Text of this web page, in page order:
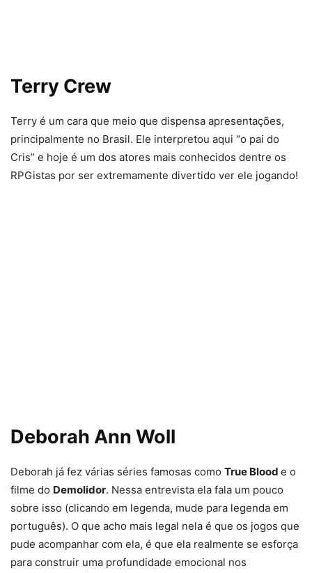
Terry Crew
Terry é um cara que meio que dispensa apresentações,
principalmente no Brasil. Ele interpretou aqui “o pai do
Cris” e hoje é um dos atores mais conhecidos dentre os
RPGistas por ser extremamente divertido ver ele jogando!
Deborah Ann Woll
Deborah já fez várias séries famosas como True Blood e o
filme do Demolidor. Nessa entrevista ela fala um pouco
sobre isso (clicando em legenda, mude para legenda em
português). O que acho mais legal nela é que os jogos que
pude acompanhar com ela, é que ela realmente se esforça
para construir uma profundidade emocional nos